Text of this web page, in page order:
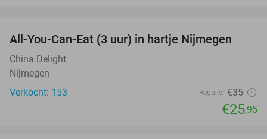
26%
All-You-Can-Eat (3 uur) in hartje Nijmegen
China Delight
Nijmegen
Verkocht: 153
Regulier €35
€25,95